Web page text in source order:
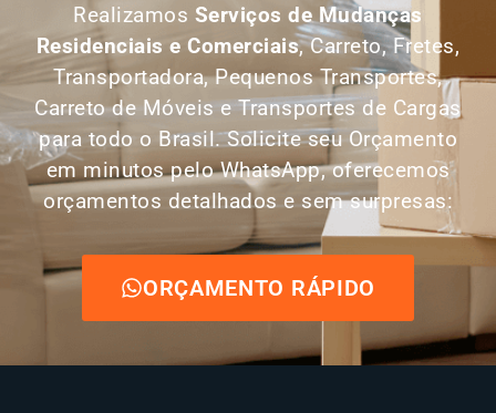
Realizamos Serviços de Mudanças
Residenciais e Comerciais, Carreto, Fretes,
Transportadora, Pequenos Transportes,
Carreto de Móveis e Transportes de Cargas
para todo o Brasil. Solicite seu Orçamento
em minutos pelo WhatsApp, oferecemos
orçamentos detalhados e sem surpresas:
ORÇAMENTO RÁPIDO